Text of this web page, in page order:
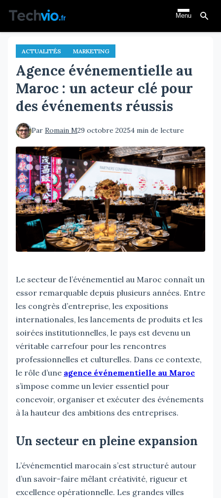
contenu
principal
Menu
ACTUALITÉS MARKETING
Agence événementielle au
Maroc : un acteur clé pour
des événements réussis
Par Romain M29 octobre 20254 min de lecture
Le secteur de l’événementiel au Maroc connaît un
essor remarquable depuis plusieurs années. Entre
les congrès d’entreprise, les expositions
internationales, les lancements de produits et les
soirées institutionnelles, le pays est devenu un
véritable carrefour pour les rencontres
professionnelles et culturelles. Dans ce contexte,
le rôle d’une agence événementielle au Maroc
s’impose comme un levier essentiel pour
concevoir, organiser et exécuter des événements
à la hauteur des ambitions des entreprises.
Un secteur en pleine expansion
L’événementiel marocain s’est structuré autour
d’un savoir-faire mêlant créativité, rigueur et
excellence opérationnelle. Les grandes villes